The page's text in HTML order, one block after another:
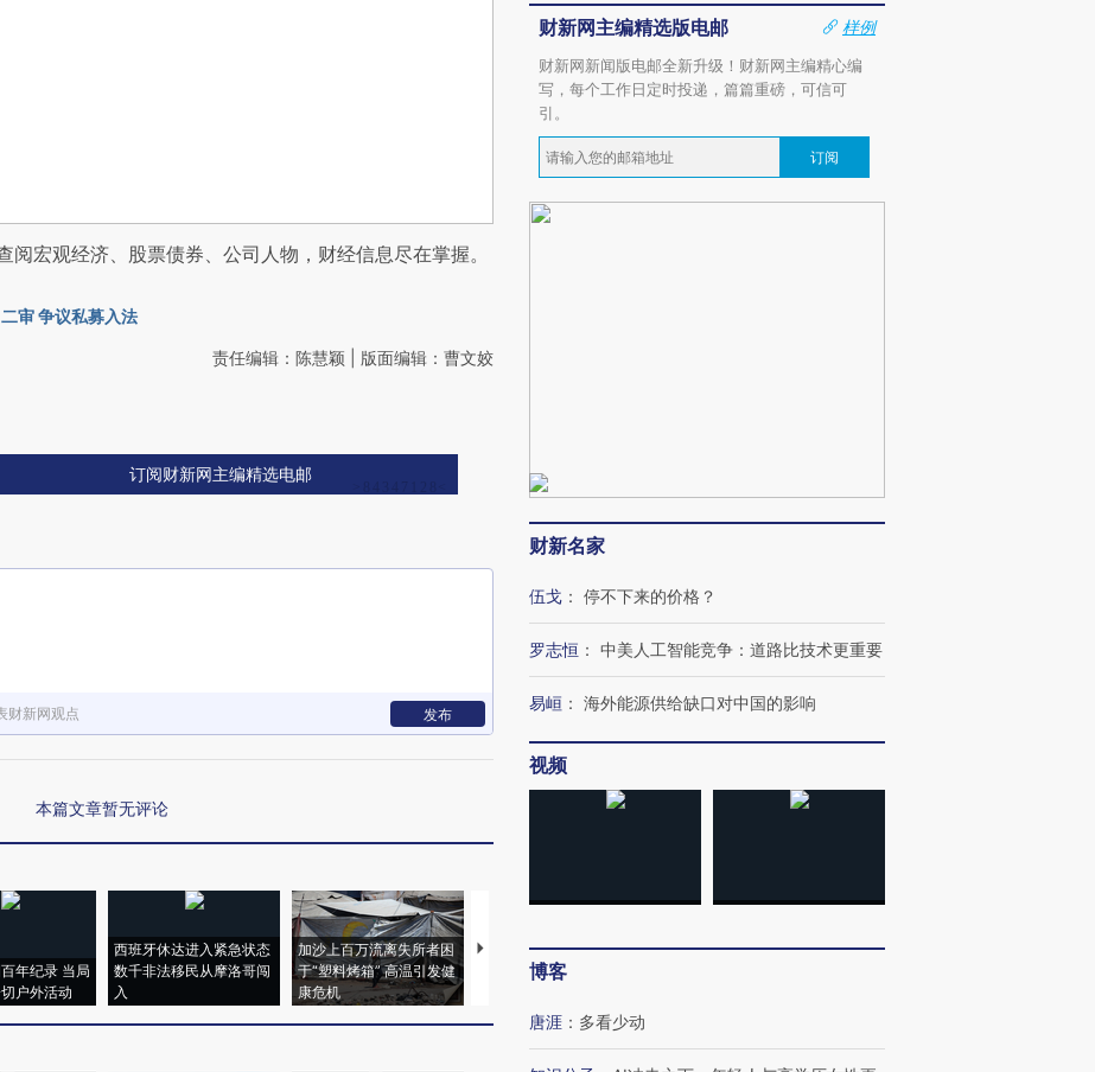
阅宏观经济、股票债券、公司人物，财经信息尽在掌握。
审 争议私募入法
责任编辑：陈慧颖 | 版面编辑：曹文姣
订阅财新网主编精选电邮
财新网观点 发布
本篇文章暂无评论
年纪录 当局
户外活动
西班牙休达进入紧急状态
数千非法移民从摩洛哥闯
入
加沙上百万流离失所者困
于“塑料烤箱” 高温引发健
康危机
视线｜HYROX的吸金
术：是什么让中产们甘
马航飞行员跨国走私7万
视线｜被称为“蟑螂”的印
财新网主编精选版电邮
样例
财新网新闻版电邮全新升级！财新网主编精心编
写，每个工作日定时投递，篇篇重磅，可信可
引。
订阅
财新名家
伍戈 ： 停不下来的价格？
罗志恒 ： 中美人工智能竞争：道路比技术更重要
易峘 ： 海外能源供给缺口对中国的影响
视频
博客
唐涯 ： 多看少动